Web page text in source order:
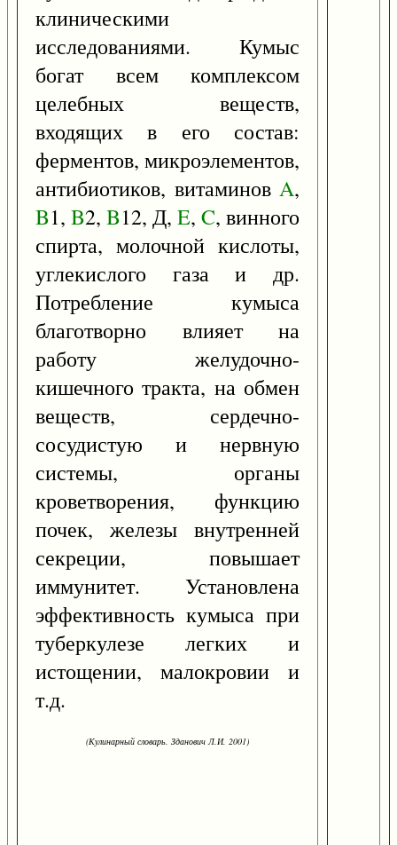
клиническими
исследованиями. Кумыс
богат всем комплексом
целебных веществ,
входящих в его состав:
ферментов, микроэлементов,
антибиотиков, витаминов A,
B1, B2, B12, Д, E, C, винного
спирта, молочной кислоты,
углекислого газа и др.
Потребление кумыса
благотворно влияет на
работу желудочно-
кишечного тракта, на обмен
веществ, сердечно-
сосудистую и нервную
системы, органы
кроветворения, функцию
почек, железы внутренней
секреции, повышает
иммунитет. Установлена
эффективность кумыса при
туберкулезе легких и
истощении, малокровии и
т.д.
(Кулинарный словарь. Зданович Л.И. 2001)